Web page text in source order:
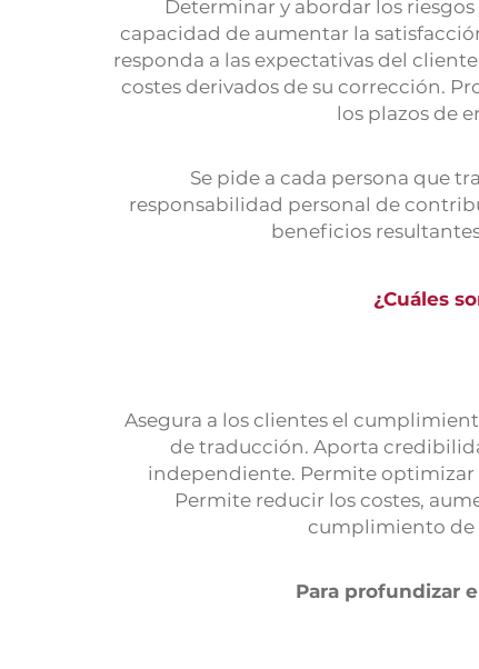
Determinar y abordar los
capacidad de aumentar la
responda a las expectativas del
costes derivados de su corrección.
los plazos de
Se pide a cada persona que
responsabilidad personal de
beneficios
¿Cuáles
Asegura a los clientes el
de traducción. Aporta
independiente. Permite optimizar
Permite reducir los costes,
cumplimiento de
Para profundizar